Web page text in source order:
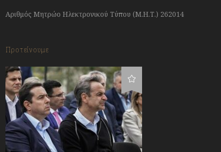
Αριθμός Μητρώο Ηλεκτρονικού Τύπου (Μ.Η.Τ.) 262014
Προτείνουμε